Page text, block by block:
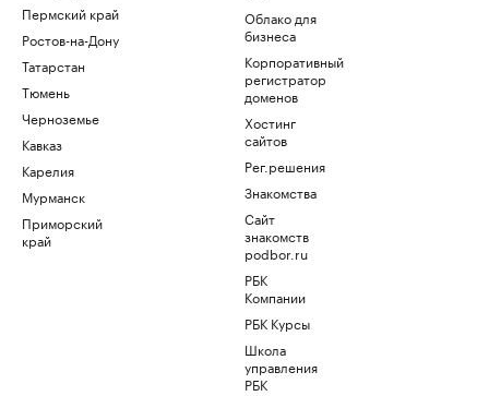
Пермский край
Ростов-на-Дону
Татарстан
Тюмень
Черноземье
Кавказ
Карелия
Мурманск
Приморский
край
Облако для
бизнеса
Корпоративный
регистратор
доменов
Хостинг
сайтов
Рег.решения
Знакомства
Сайт
знакомств
podbor.ru
РБК
Компании
РБК Курсы
Школа
управления
РБК